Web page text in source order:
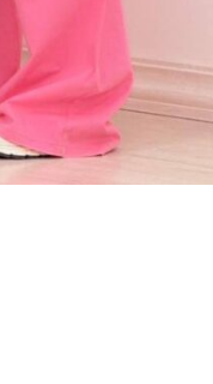
بزرگنمایی تصویر